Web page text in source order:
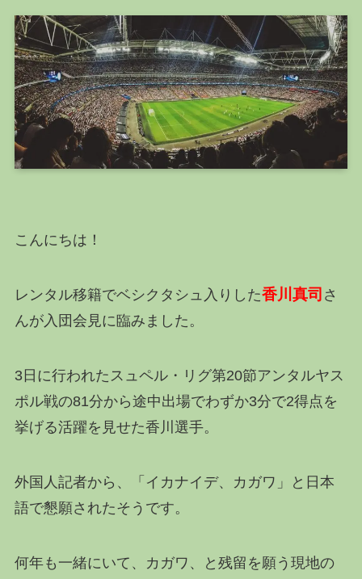
こんにちは！
レンタル移籍でベシクタシュ 入りした香川真司 さ
んが入団会見に臨みました。
3日に行われたスュペル・リグ第20節アンタルヤス
ポル戦の81分から途中出場でわずか3分で2得点を
挙げる活躍を見せた香川選手。
外国人記者から、「イカナイデ、カガワ」と日本
語で懇願されたそうです。
何年も一緒にいて、カガワ、と残留を願う現地の